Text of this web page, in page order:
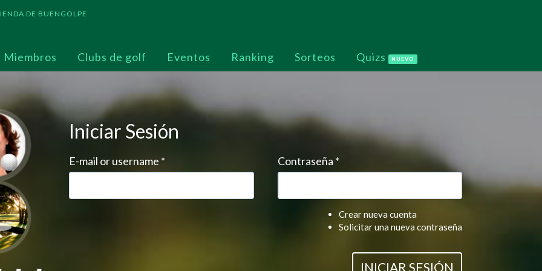
DE BUENGOLPE
Miembros Clubs de golf Eventos Ranking Sorteos Quizs NUEVO
Iniciar Sesión
E-mail or username * Contraseña *
Crear nueva cuenta
Solicitar una nueva contraseña
INICIAR SESIÓN